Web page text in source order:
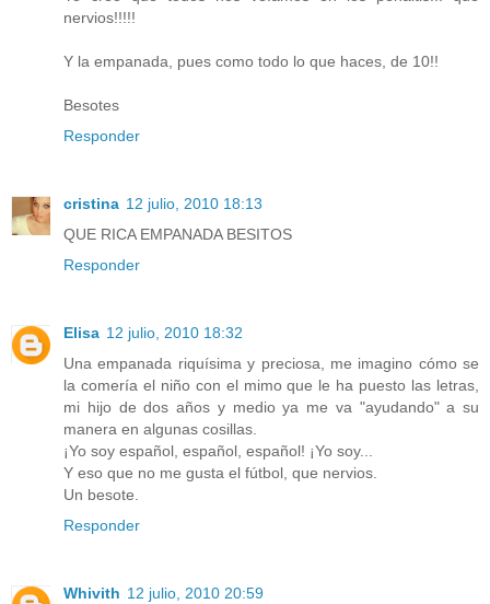
nervios!!!!!
Y la empanada, pues como todo lo que haces, de 10!!
Besotes
Responder
cristina 12 julio, 2010 18:13
QUE RICA EMPANADA BESITOS
Responder
Elisa 12 julio, 2010 18:32
Una empanada riquísima y preciosa, me imagino cómo se
la comería el niño con el mimo que le ha puesto las letras,
mi hijo de dos años y medio ya me va "ayudando" a su
manera en algunas cosillas.
¡Yo soy español, español, español! ¡Yo soy...
Y eso que no me gusta el fútbol, que nervios.
Un besote.
Responder
Whivith 12 julio, 2010 20:59